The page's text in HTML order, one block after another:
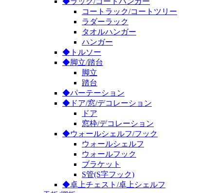
コートラック/コートツリー
ラダーラック
タオルハンガー
ハンガー
◆トルソー
◆脚立/踏台
脚立
踏台
◆パーテーション
◆ドア/窓/デコレーション
ドア
窓枠/デコレーション
◆ウォールシェルフ/フック
ウォールシェルフ
ウォールフック
ブラケット
S管(S字フック)
◆卓上チェスト/卓上シェルフ